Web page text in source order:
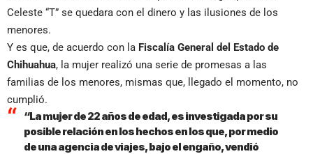
Celeste “T” se quedara con el dinero y las ilusiones de los
menores.
Y es que, de acuerdo con la Fiscalía General del Estado de
Chihuahua, la mujer realizó una serie de promesas a las
familias de los menores, mismas que, llegado el momento, no
cumplió.
“La mujer de 22 años de edad, es investigada por su
posible relación en los hechos en los que, por medio
de una agencia de viajes, bajo el engaño, vendió